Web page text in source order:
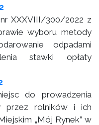
XXXVIII/300/2022 z
wyboru metody
odpadami
stawki opłaty
do prowadzenia
przez rolników i ich
„Mój Rynek” w